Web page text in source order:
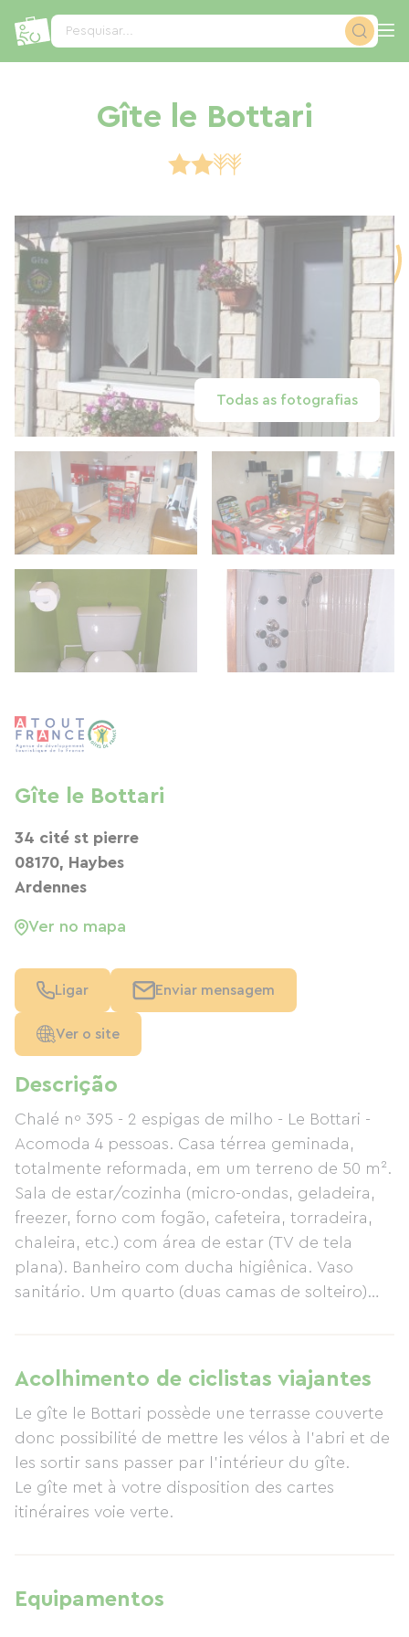
Pesquisar...
Gîte le Bottari
Todas as fotografias
Descrição
Chalé nº 395 - 2 espigas de milho - Le Bottari -
Acomoda 4 pessoas. Casa térrea geminada,
totalmente reformada, em um terreno de 50 m².
Sala de estar/cozinha (micro-ondas, geladeira,
freezer, forno com fogão, cafeteira, torradeira,
chaleira, etc.) com área de estar (TV de tela
plana). Banheiro com ducha higiênica. Vaso
sanitário. Um quarto (duas camas de solteiro)
taxa para animais de estimação: € 35. Um
animal de estimação de pequeno porte é
permitido. Equipamentos para bebês
disponíveis. Comércios móveis: padaria,
açougue, peixaria, laticínios, sorveteria (durante
a temporada de verão). Vila no coração da
floresta com diversas trilhas sinalizadas e acesso
a 3 km, Bélgica a 25 km, Cidadela de Dinant a 40
km, Charleville-Mézières a 34 km. Chalé térreo -
Acolhimento de ciclistas viajantes
Le gîte le Bottari possède une terrasse couverte
donc possibilité de mettre les vélos à l'abri et de
les sortir sans passer par l'intérieur du gîte.
Le gîte met à votre disposition des cartes
itinéraires voie verte.
Equipamentos
Gîte le Bottari
34 cité st pierre
08170, Haybes
Ardennes
Ver no mapa
Ligar Enviar mensagem
Ver o site
Painel de Gerenciamento de Cookies